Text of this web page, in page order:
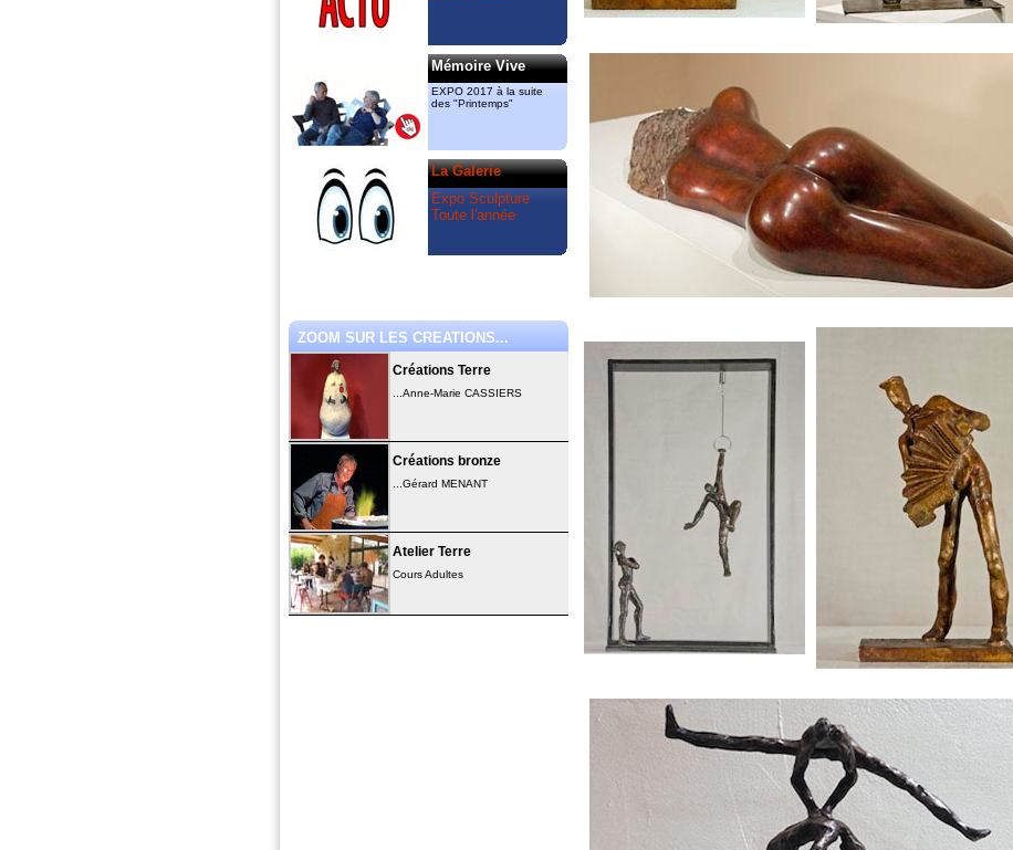
Mémoire Vive
EXPO 2017 à la suite
des "Printemps"
La Galerie
Expo Sculpture
Toute l'année
ZOOM SUR LES CREATIONS...
Créations Terre
...Anne-Marie CASSIERS
Créations bronze
...Gérard MENANT
Atelier Terre
Cours Adultes